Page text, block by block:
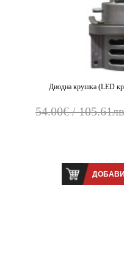
Диодна крушка (LED
54.00€ /